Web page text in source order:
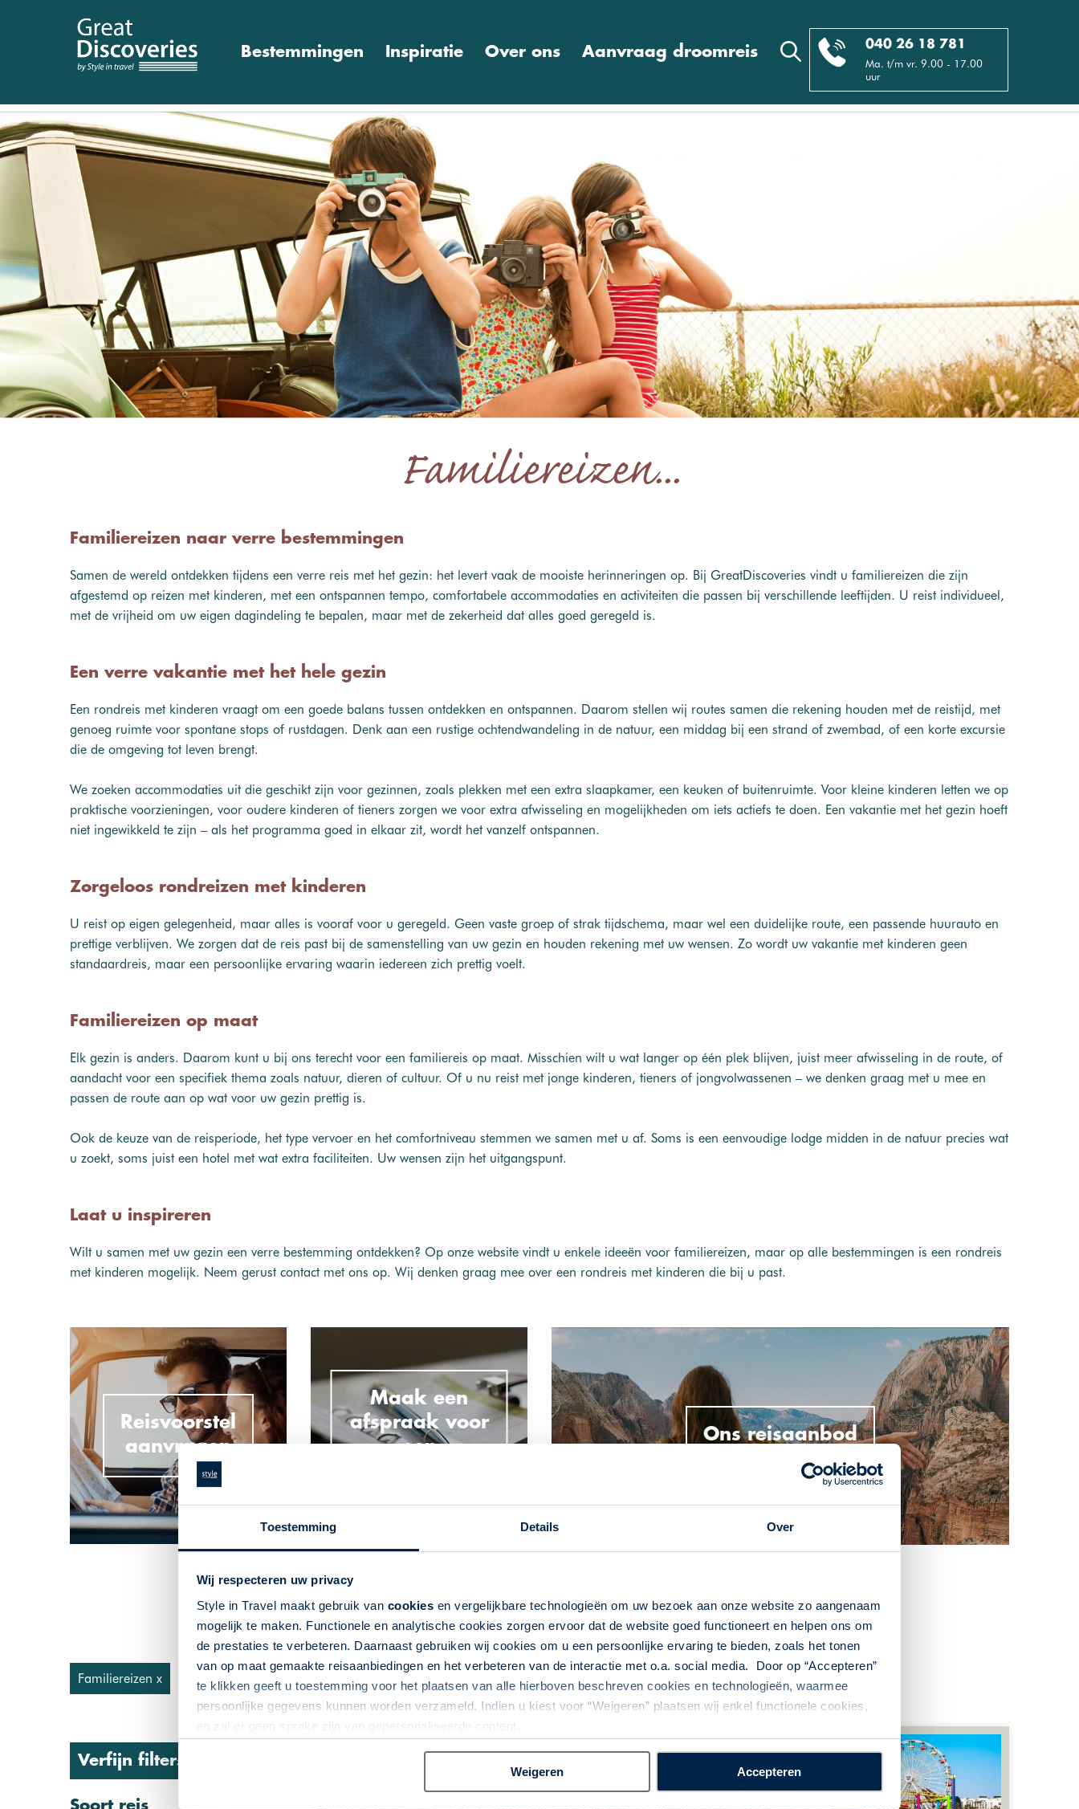
Toestemming Details Over
Wij respecteren uw privacy
Style in Travel maakt gebruik van cookies en vergelijkbare technologieën om uw bezoek aan onze website zo aangenaam
mogelijk te maken. Functionele en analytische cookies zorgen ervoor dat de website goed functioneert en helpen ons om
de prestaties te verbeteren. Daarnaast gebruiken wij cookies om u een persoonlijke ervaring te bieden, zoals het tonen
van op maat gemaakte reisaanbiedingen en het verbeteren van de interactie met o.a. social media. Door op “Accepteren”
te klikken geeft u toestemming voor het plaatsen van alle hierboven beschreven cookies en technologieën, waarmee
persoonlijke gegevens kunnen worden verzameld. Indien u kiest voor “Weigeren” plaatsen wij enkel functionele cookies,
en zal er geen sprake zijn van gepersonaliseerde content.
Weigeren Accepteren
040 26 18 781
Ma. t/m vr. 9.00 - 17.00
uur
Bestemmingen Inspiratie Over ons Aanvraag droomreis
Familiereizen...
Familiereizen naar verre bestemmingen
Samen de wereld ontdekken tijdens een verre reis met het gezin: het levert vaak de mooiste herinneringen op. Bij GreatDiscoveries vindt u familiereizen die zijn
afgestemd op reizen met kinderen, met een ontspannen tempo, comfortabele accommodaties en activiteiten die passen bij verschillende leeftijden. U reist individueel,
met de vrijheid om uw eigen dagindeling te bepalen, maar met de zekerheid dat alles goed geregeld is.
Een verre vakantie met het hele gezin
Een rondreis met kinderen vraagt om een goede balans tussen ontdekken en ontspannen. Daarom stellen wij routes samen die rekening houden met de reistijd, met
genoeg ruimte voor spontane stops of rustdagen. Denk aan een rustige ochtendwandeling in de natuur, een middag bij een strand of zwembad, of een korte excursie
die de omgeving tot leven brengt.
We zoeken accommodaties uit die geschikt zijn voor gezinnen, zoals plekken met een extra slaapkamer, een keuken of buitenruimte. Voor kleine kinderen letten we op
praktische voorzieningen, voor oudere kinderen of tieners zorgen we voor extra afwisseling en mogelijkheden om iets actiefs te doen. Een vakantie met het gezin hoeft
niet ingewikkeld te zijn – als het programma goed in elkaar zit, wordt het vanzelf ontspannen.
Zorgeloos rondreizen met kinderen
U reist op eigen gelegenheid, maar alles is vooraf voor u geregeld. Geen vaste groep of strak tijdschema, maar wel een duidelijke route, een passende huurauto en
prettige verblijven. We zorgen dat de reis past bij de samenstelling van uw gezin en houden rekening met uw wensen. Zo wordt uw vakantie met kinderen geen
standaardreis, maar een persoonlijke ervaring waarin iedereen zich prettig voelt.
Familiereizen op maat
Elk gezin is anders. Daarom kunt u bij ons terecht voor een familiereis op maat. Misschien wilt u wat langer op één plek blijven, juist meer afwisseling in de route, of
aandacht voor een specifiek thema zoals natuur, dieren of cultuur. Of u nu reist met jonge kinderen, tieners of jongvolwassenen – we denken graag met u mee en
passen de route aan op wat voor uw gezin prettig is.
Ook de keuze van de reisperiode, het type vervoer en het comfortniveau stemmen we samen met u af. Soms is een eenvoudige lodge midden in de natuur precies wat
u zoekt, soms juist een hotel met wat extra faciliteiten. Uw wensen zijn het uitgangspunt.
Laat u inspireren
Wilt u samen met uw gezin een verre bestemming ontdekken? Op onze website vindt u enkele ideeën voor familiereizen, maar op alle bestemmingen is een rondreis
met kinderen mogelijk. Neem gerust contact met ons op. Wij denken graag mee over een rondreis met kinderen die bij u past.
Reisvoorstel
aanvragen
Maak een
afspraak voor
een
Ons reisaanbod
Het reisaanbod...
Familiereizen x
Verfijn filters: